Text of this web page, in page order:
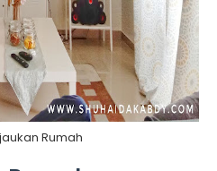
Rumah